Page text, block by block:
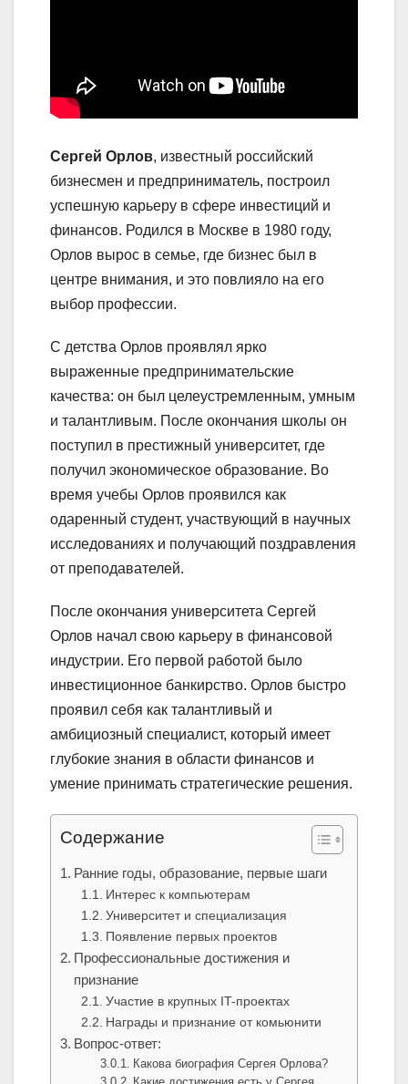
Сергей Орлов, известный российский
бизнесмен и предприниматель, построил
успешную карьеру в сфере инвестиций и
финансов. Родился в Москве в 1980 году,
Орлов вырос в семье, где бизнес был в
центре внимания, и это повлияло на его
выбор профессии.
С детства Орлов проявлял ярко
выраженные предпринимательские
качества: он был целеустремленным, умным
и талантливым. После окончания школы он
поступил в престижный университет, где
получил экономическое образование. Во
время учебы Орлов проявился как
одаренный студент, участвующий в научных
исследованиях и получающий поздравления
от преподавателей.
После окончания университета Сергей
Орлов начал свою карьеру в финансовой
индустрии. Его первой работой было
инвестиционное банкирство. Орлов быстро
проявил себя как талантливый и
амбициозный специалист, который имеет
глубокие знания в области финансов и
умение принимать стратегические решения.
Содержание
Ранние годы, образование, первые шаги
Интерес к компьютерам
Университет и специализация
Появление первых проектов
Профессиональные достижения и
признание
Участие в крупных IT-проектах
Награды и признание от комьюнити
Вопрос-ответ:
Какова биография Сергея Орлова?